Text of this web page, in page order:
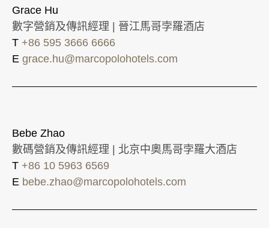
Grace Hu
數字營銷及傳訊經理 | 晉江馬哥孛羅酒店
T +86 595 3666 6666
E grace.hu@marcopolohotels.com
Bebe Zhao
數碼營銷及傳訊經理 | 北京中奧馬哥孛羅大酒店
T +86 10 5963 6569
E bebe.zhao@marcopolohotels.com